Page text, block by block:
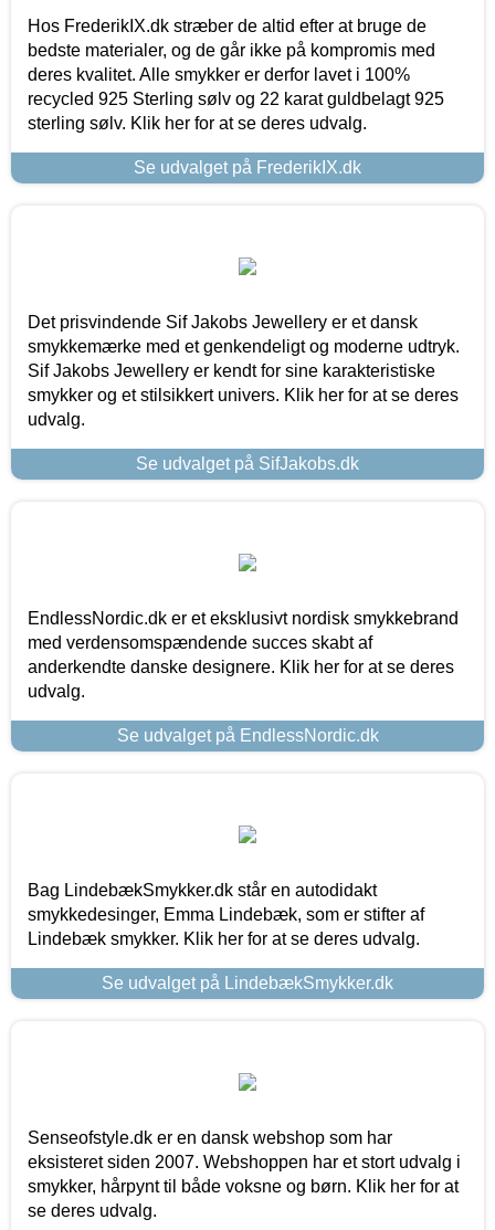
Hos FrederikIX.dk stræber de altid efter at bruge de
bedste materialer, og de går ikke på kompromis med
deres kvalitet. Alle smykker er derfor lavet i 100%
recycled 925 Sterling sølv og 22 karat guldbelagt 925
sterling sølv. Klik her for at se deres udvalg.
Se udvalget på FrederikIX.dk
Det prisvindende Sif Jakobs Jewellery er et dansk
smykkemærke med et genkendeligt og moderne udtryk.
Sif Jakobs Jewellery er kendt for sine karakteristiske
smykker og et stilsikkert univers. Klik her for at se deres
udvalg.
Se udvalget på SifJakobs.dk
EndlessNordic.dk er et eksklusivt nordisk smykkebrand
med verdensomspændende succes skabt af
anderkendte danske designere. Klik her for at se deres
udvalg.
Se udvalget på EndlessNordic.dk
Bag LindebækSmykker.dk står en autodidakt
smykkedesinger, Emma Lindebæk, som er stifter af
Lindebæk smykker. Klik her for at se deres udvalg.
Se udvalget på LindebækSmykker.dk
Senseofstyle.dk er en dansk webshop som har
eksisteret siden 2007. Webshoppen har et stort udvalg i
smykker, hårpynt til både voksne og børn. Klik her for at
se deres udvalg.